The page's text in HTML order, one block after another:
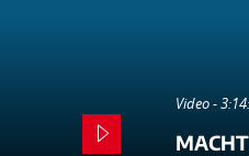
Video -